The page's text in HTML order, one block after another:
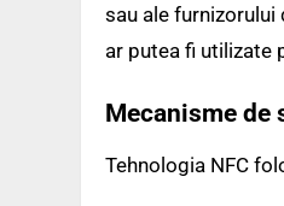
sau ale furnizorului
ar putea fi utilizate
Mecanisme de
Tehnologia NFC